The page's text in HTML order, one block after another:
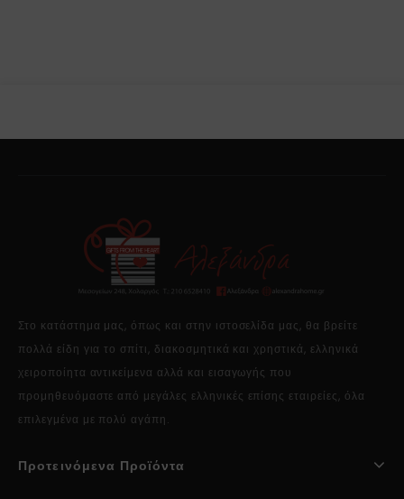
Στο κατάστημα μας, όπως και στην ιστοσελίδα μας, θα βρείτε
πολλά είδη για το σπίτι, διακοσμητικά και χρηστικά, ελληνικά
χειροποίητα αντικείμενα αλλά και εισαγωγής που
προμηθευόμαστε από μεγάλες ελληνικές επίσης εταιρείες, όλα
επιλεγμένα με πολύ αγάπη.
Προτεινόμενα Προϊόντα